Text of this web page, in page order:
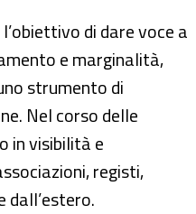
di dare voce a
e marginalità,
strumento di
Nel corso delle
in visibilità e
registi,